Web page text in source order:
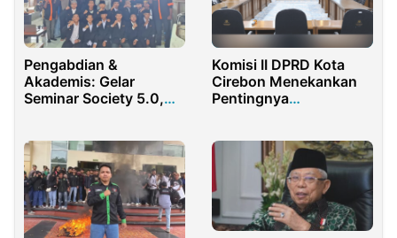
Pengabdian &
Akademis: Gelar
Seminar Society 5.0,
Sorong
Implementasikan Tugas
dari Dosen Fauziah
Saragih
Komisi II DPRD Kota
Cirebon Menekankan
Pentingnya